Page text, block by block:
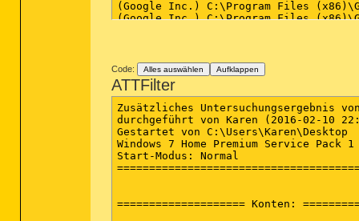
Code: Alles auswählen Aufklappen
ATTFilter
Zusätzliches Untersuchungsergebnis
durchgeführt von Karen (2016-02-10
Gestartet von C:\Users\Karen\Desktop
Windows 7 Home Premium Service
Start-Modus: Normal
==================== Konten: